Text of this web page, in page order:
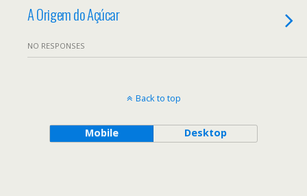
A Origem do Açúcar
NO RESPONSES
Back to top
Mobile Desktop